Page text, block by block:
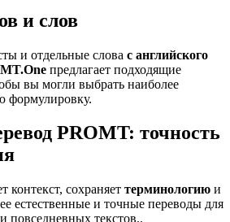
и слов
и отдельные слова с английского
предлагает подходящие
вы могли выбрать наиболее
формулировку.
PROMT: точность
контекст, сохраняет терминологию и
естественные и точные переводы для
повседневных текстов..